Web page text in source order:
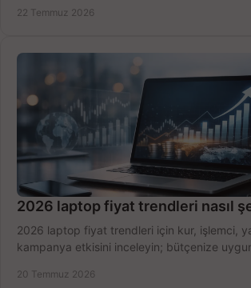
22 Temmuz 2026
2026 laptop fiyat trendleri nasıl
2026 laptop fiyat trendleri için kur, işlemci,
kampanya etkisini inceleyin; bütçenize
20 Temmuz 2026